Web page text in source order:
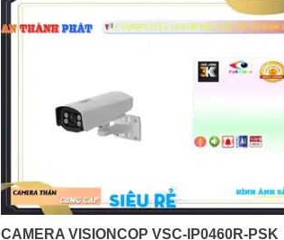
CAMERA VISIONCOP VSC-IP0460R-PSK